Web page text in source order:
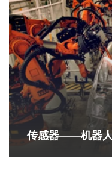
传感器——机器